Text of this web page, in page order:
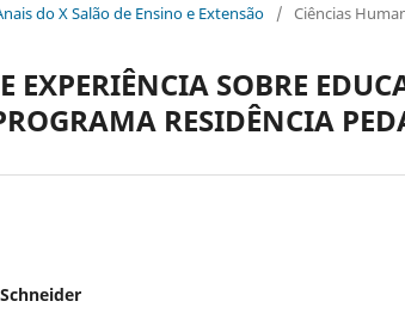
do X Salão de Ensino e Extensão / Ciências
EXPERIÊNCIA SOBRE
RESIDÊNCIA